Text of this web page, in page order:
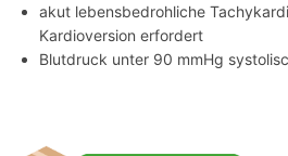
akut lebensbedrohliche
Kardioversion erfordert
Blutdruck unter 90 mmHg